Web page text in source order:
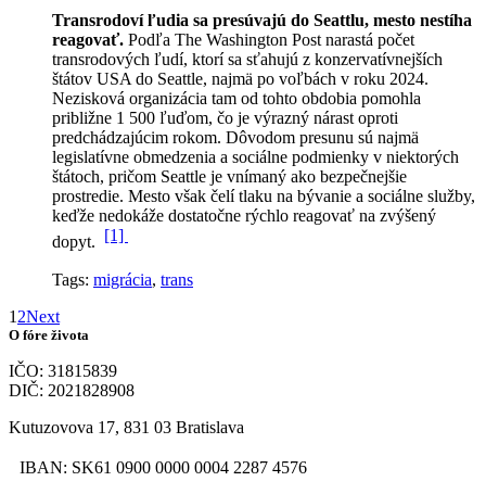
Transrodoví ľudia sa presúvajú do Seattlu, mesto nestíha
reagovať. Podľa The Washington Post narastá počet
transrodových ľudí, ktorí sa sťahujú z konzervatívnejších
štátov USA do Seattle, najmä po voľbách v roku 2024.
Nezisková organizácia tam od tohto obdobia pomohla
približne 1 500 ľuďom, čo je výrazný nárast oproti
predchádzajúcim rokom. Dôvodom presunu sú najmä
legislatívne obmedzenia a sociálne podmienky v niektorých
štátoch, pričom Seattle je vnímaný ako bezpečnejšie
prostredie. Mesto však čelí tlaku na bývanie a sociálne služby,
keďže nedokáže dostatočne rýchlo reagovať na zvýšený
dopyt. [1]
Tags: migrácia, trans
1 2Next
O fóre života
IČO: 31815839
DIČ: 2021828908
Kutuzovova 17, 831 03 Bratislava
IBAN: SK61 0900 0000 0004 2287 4576